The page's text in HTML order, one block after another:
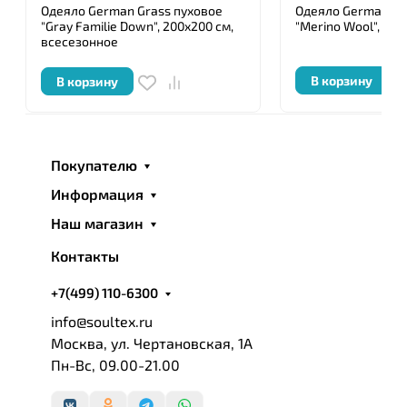
Одеяло German Grass пуховое
"Gray Familie Down", 200x200 см,
всесезонное
В корзину
Одеяло German
"Merino Wool",
В корзину
Покупателю
Информация
Наш магазин
Контакты
+7(499) 110-6300
info@soultex.ru
Москва, ул. Чертановская, 1А
Пн-Вс, 09.00-21.00